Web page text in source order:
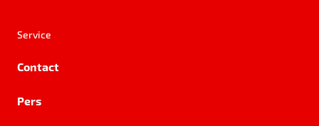
Service
Contact
Pers